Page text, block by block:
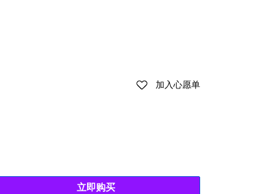
加入心愿单
立即购买